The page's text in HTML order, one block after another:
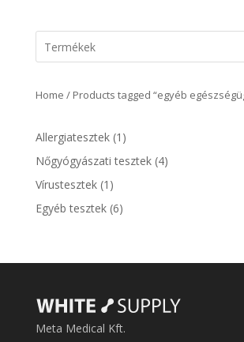
Home / Products tagged “egyéb
Allergiatesztek 1 1
product
Nőgyógyászati tesztek 44
Vírustesztek 1 1
product
Egyéb tesztek 66
Meta Medical Kft.